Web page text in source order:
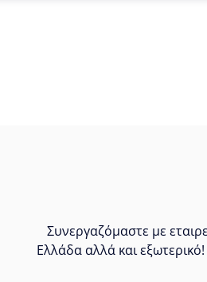
Συνεργαζόμαστε με
Ελλάδα αλλά και